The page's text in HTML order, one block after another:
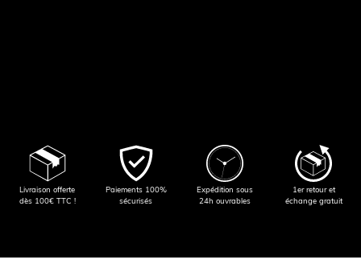
Livraison offerte
dès 100€ TTC !
Paiements 100%
sécurisés
Expédition sous
24h ouvrables
1er retour et
échange gratuit